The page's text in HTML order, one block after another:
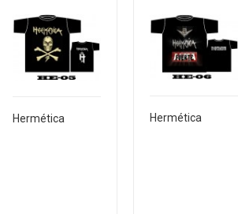
Hermética Hermética